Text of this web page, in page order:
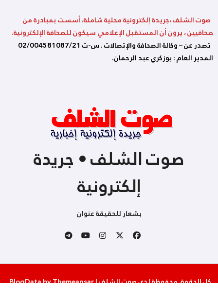
صوت الشلف ،جريدة إلكترونية محلية شاملة، أسست بمبادرة من
صحافيين ، يرون أن المستقبل الإعلامي سيكون للصحافة الإلكترونية.
تصدر عن – وكالة الصحافة والإتصالات . س-ت 02/004581087/21
المدير العام : بوزكري عبد الرحمان.
صوت الشلف • جريدة
إلكترونية
بشعار للحقيقة عنوان
كل الحقوق محفوظة لدى صوت الشلف|
BlogDatabyThemeansar
.